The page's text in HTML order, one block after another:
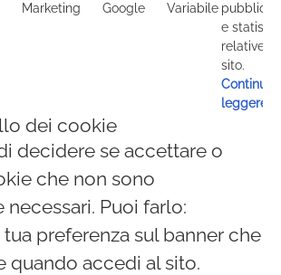
Marketing Google Variabile
e
relative al
sito.
Continua
leggere
dei cookie
decidere se accettare o
che non sono
Puoi farlo:
preferenza sul banner che
quando accedi al sito.